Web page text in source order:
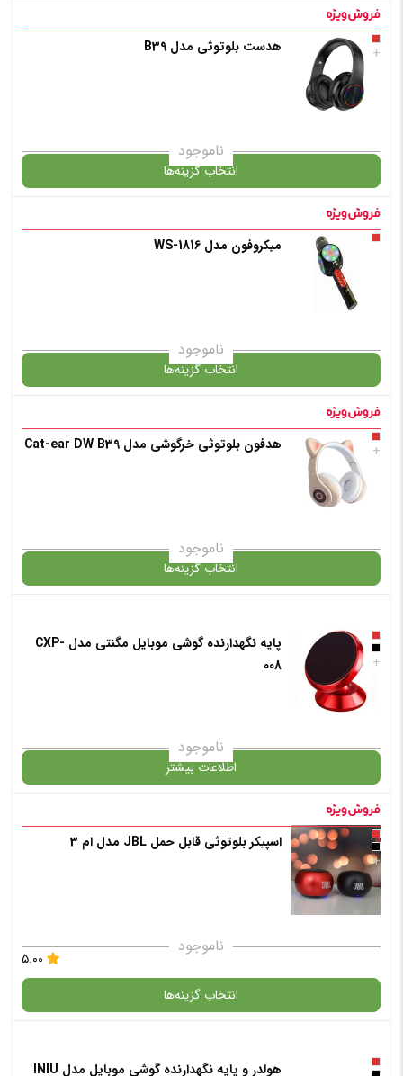
✧ چت با پشتیبان واتس آپ
گارانتی
انتخاب رنگ
+ هدست بلوتوثی مدل B39
ناموجود
انتخاب گزینه‌ها
گارانتی
انتخاب رنگ
✧ چت با پشتیبان واتس آپ
میکروفون مدل WS-1816
ناموجود
انتخاب گزینه‌ها
گارانتی
انتخاب رنگ
✧ چت با پشتیبان واتس آپ
+ هدفون بلوتوثی خرگوشی مدل Cat-ear DW B39
ناموجود
انتخاب گزینه‌ها
گارانتی
انتخاب رنگ
✧ چت با پشتیبان واتس آپ
+
پایه نگهدارنده گوشی موبایل مگنتی مدل CXP-
008
ناموجود
اطلاعات بیشتر
در حال حاضر این محصول در انبار موجود نیست و در دسترس نمی باشد.
✧ چت با پشتیبان واتس آپ
+
اسپیکر بلوتوثی قابل حمل JBL مدل ام 3
ناموجود
۵.۰۰
انتخاب گزینه‌ها
هولدر و پایه نگهدارنده گوشی موبایل مدل INIU